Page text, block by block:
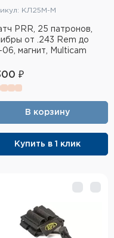
КЛ25М-М
PRR, 25 патронов,
от .243 Rem до
06, магнит, Multicam
₽
В корзину
Купить в 1 клик